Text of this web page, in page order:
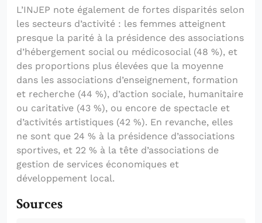
L’INJEP note également de fortes disparités selon
les secteurs d’activité : les femmes atteignent
presque la parité à la présidence des associations
d’hébergement social ou médicosocial (48 %), et
des proportions plus élevées que la moyenne
dans les associations d’enseignement, formation
et recherche (44 %), d’action sociale, humanitaire
ou caritative (43 %), ou encore de spectacle et
d’activités artistiques (42 %). En revanche, elles
ne sont que 24 % à la présidence d’associations
sportives, et 22 % à la tête d’associations de
gestion de services économiques et
développement local.
Sources